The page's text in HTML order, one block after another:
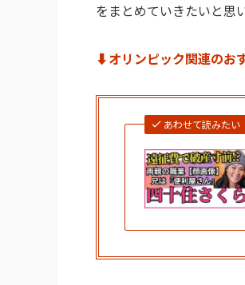
をまとめていきたいと思
⬇︎オリンピック関連のお
あわせて読みたい